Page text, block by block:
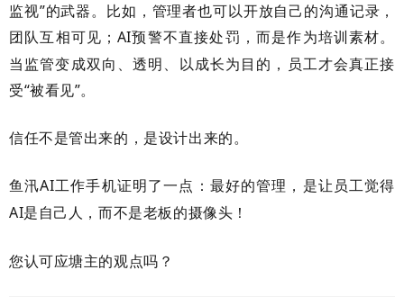
监视”的武器。比如，管理者也可以开放自己的沟通记录，
团队互相可见； AI预警不直接处罚，而是作为培训素材。
当监管变成双向、透明、以成长为目的，员工才会真正接
受“被看见”。
信任不是管出来的，是设计出来的。
鱼汛AI工作手机证明了一点：最好的管理，是让员工觉得
AI是自己人，而不是老板的摄像头！
您认可应塘主的观点吗？